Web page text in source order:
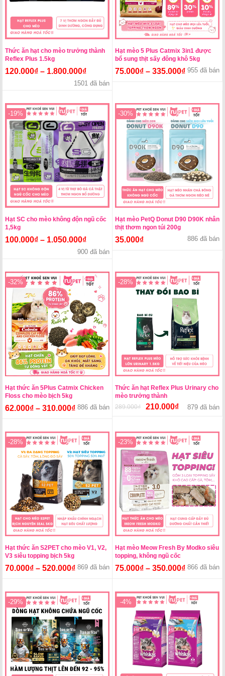
Thức ăn hạt cho mèo trưởng thành
Reflex Plus 1.5kg
120.000₫ – 1.800.000₫
1501 đã bán
Hạt mèo 5 Plus Catmix 3in1 được
bổ sung thịt sấy đông khô 5kg
75.000₫ – 335.000₫ 955 đã bán
-19%
Hạt SC cho mèo không độn ngũ cốc
1,5kg
100.000₫ – 1.050.000₫
900 đã bán
-30%
Hạt mèo PetQ Donut D90 D90K nhân
thịt thơm ngon túi 200g
35.000₫ 886 đã bán
-32%
Hạt thức ăn 5Plus Catmix Chicken
Floss cho mèo bịch 5kg
62.000₫ – 310.000₫ 886 đã bán
-28%
Thức ăn hạt Reflex Plus Urinary cho
mèo trưởng thành
289.000₫
Giá
289.000₫.
210.000₫Giá
là:
210.000₫.
879 đã bán
-28%
Hạt thức ăn S2PET cho mèo V1, V2,
V3 siêu topping bịch 5kg
70.000₫ – 520.000₫ 869 đã bán
-23%
Hạt mèo Meow Fresh By Modko siêu
topping, không ngũ cốc
75.000₫ – 350.000₫ 866 đã bán
-29% -4%